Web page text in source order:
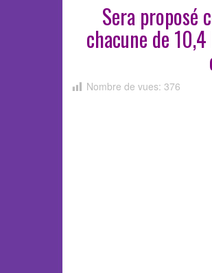
Sera proposé
chacune de
Nombre de vues: 376